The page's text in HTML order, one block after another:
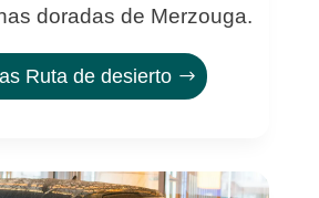
doradas de Merzouga.
Ruta de desierto